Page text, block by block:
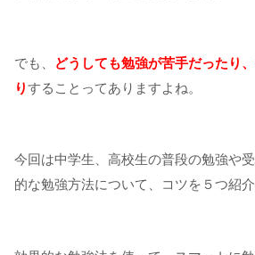
でも、
どうしても勉強が苦手だったり
りすることってありますよね。
今回は中学生、高校生の普段の勉強や
的な勉強方法について、コツを５つ紹